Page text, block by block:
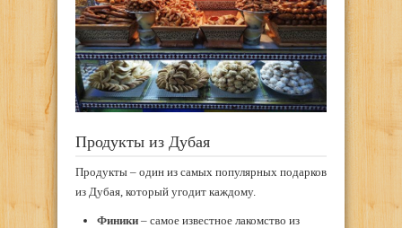
Продукты из Дубая
Продукты – один из самых популярных подарков
из Дубая, который угодит каждому.
Финики– самое известное лакомство из